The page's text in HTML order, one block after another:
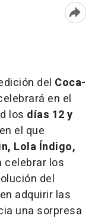
del Coca-
en el
los días 12 y
el que
Lola Índigo,
celebrar los
del
adquirir las
una sorpresa